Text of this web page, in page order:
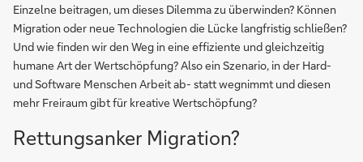
Einzelne beitragen, um dieses Dilemma zu überwinden? Können
Migration oder neue Technologien die Lücke langfristig schließen?
Und wie finden wir den Weg in eine effiziente und gleichzeitig
humane Art der Wertschöpfung? Also ein Szenario, in der Hard-
und Software Menschen Arbeit ab- statt wegnimmt und diesen
mehr Freiraum gibt für kreative Wertschöpfung?
Rettungsanker Migration?